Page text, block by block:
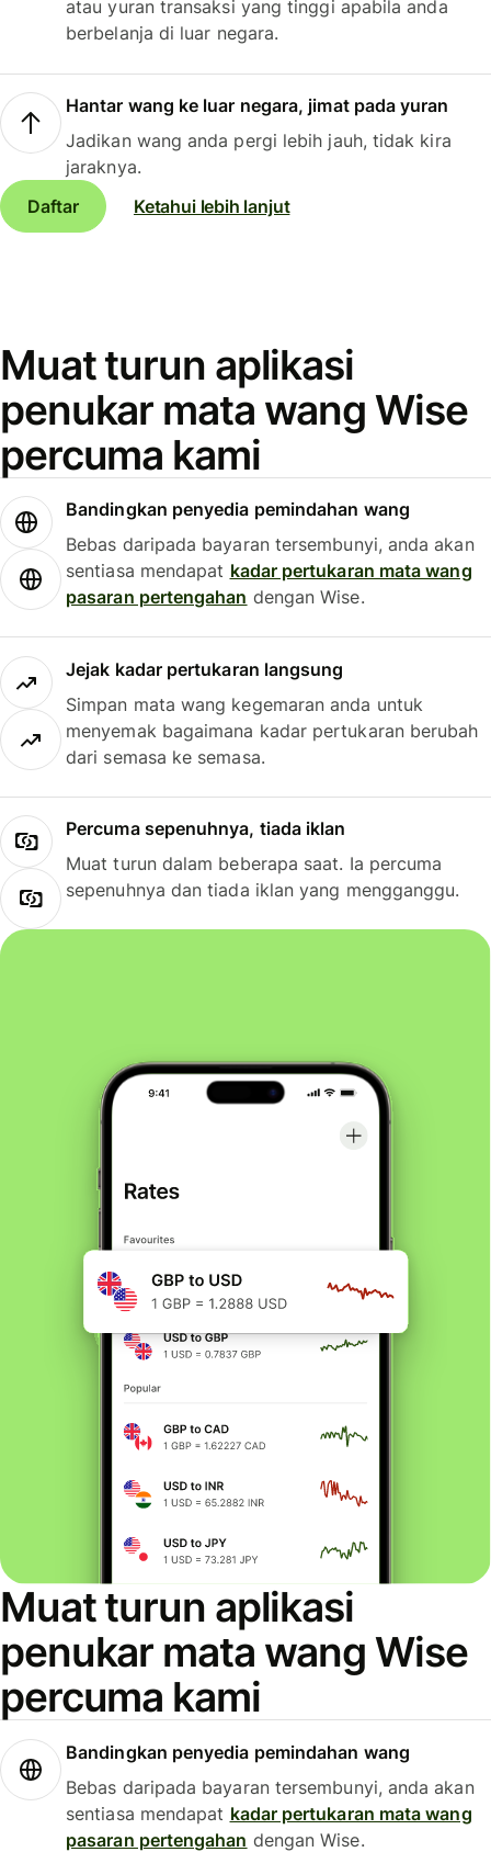
atau yuran transaksi yang tinggi apabila anda
berbelanja di luar negara.
Hantar wang ke luar negara, jimat pada yuran
Jadikan wang anda pergi lebih jauh, tidak kira
jaraknya.
Daftar
Ketahui lebih lanjut
Muat turun aplikasi
penukar mata wang Wise
percuma kami
Bandingkan penyedia pemindahan wang
Bebas daripada bayaran tersembunyi, anda akan
sentiasa mendapat kadar pertukaran mata wang
pasaran pertengahan dengan Wise.
Jejak kadar pertukaran langsung
Simpan mata wang kegemaran anda untuk
menyemak bagaimana kadar pertukaran berubah
dari semasa ke semasa.
Percuma sepenuhnya, tiada iklan
Muat turun dalam beberapa saat. Ia percuma
sepenuhnya dan tiada iklan yang mengganggu.
Muat turun aplikasi
penukar mata wang Wise
percuma kami
Bandingkan penyedia pemindahan wang
Bebas daripada bayaran tersembunyi, anda akan
sentiasa mendapat kadar pertukaran mata wang
pasaran pertengahan dengan Wise.